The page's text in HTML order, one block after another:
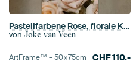
Pastellfarbene Rose, florale Kunst
von Joke van Veen
ArtFrame™ –50×75cm CHF110.-